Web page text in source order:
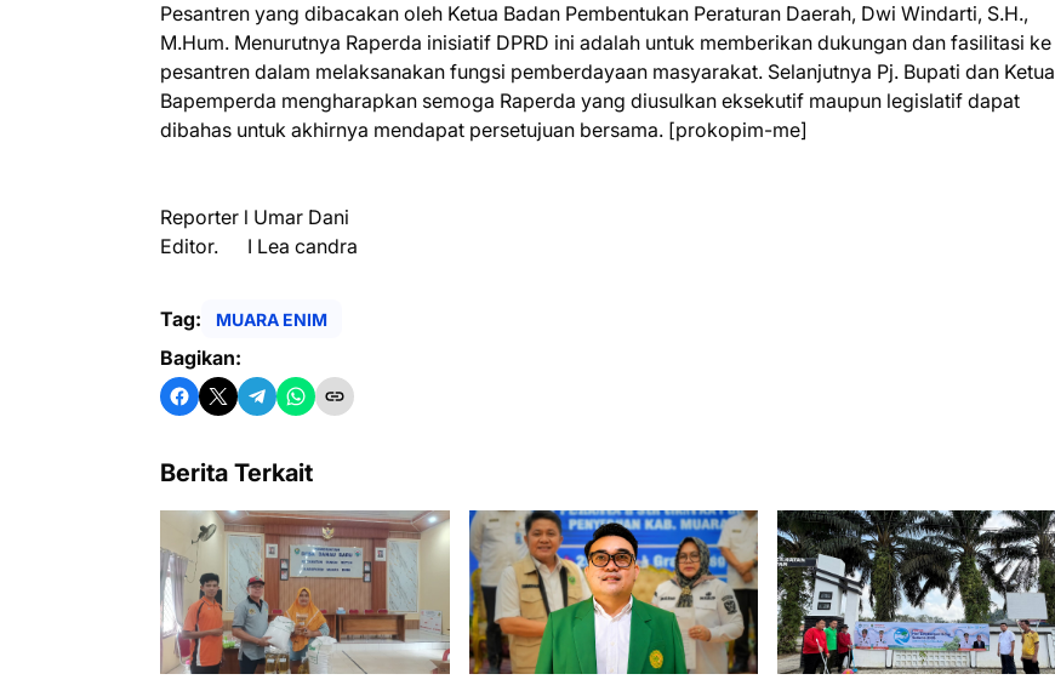
Pesantren yang dibacakan oleh Ketua Badan Pembentukan Peraturan Daerah, Dwi Windarti, S.H.,
M.Hum. Menurutnya Raperda inisiatif DPRD ini adalah untuk memberikan dukungan dan fasilitasi ke
pesantren dalam melaksanakan fungsi pemberdayaan masyarakat. Selanjutnya Pj. Bupati dan Ketua
Bapemperda mengharapkan semoga Raperda yang diusulkan eksekutif maupun legislatif dapat
dibahas untuk akhirnya mendapat persetujuan bersama. [prokopim-me]
Reporter l Umar Dani
Editor. I Lea candra
Tag: MUARA ENIM
Bagikan:
Berita Terkait